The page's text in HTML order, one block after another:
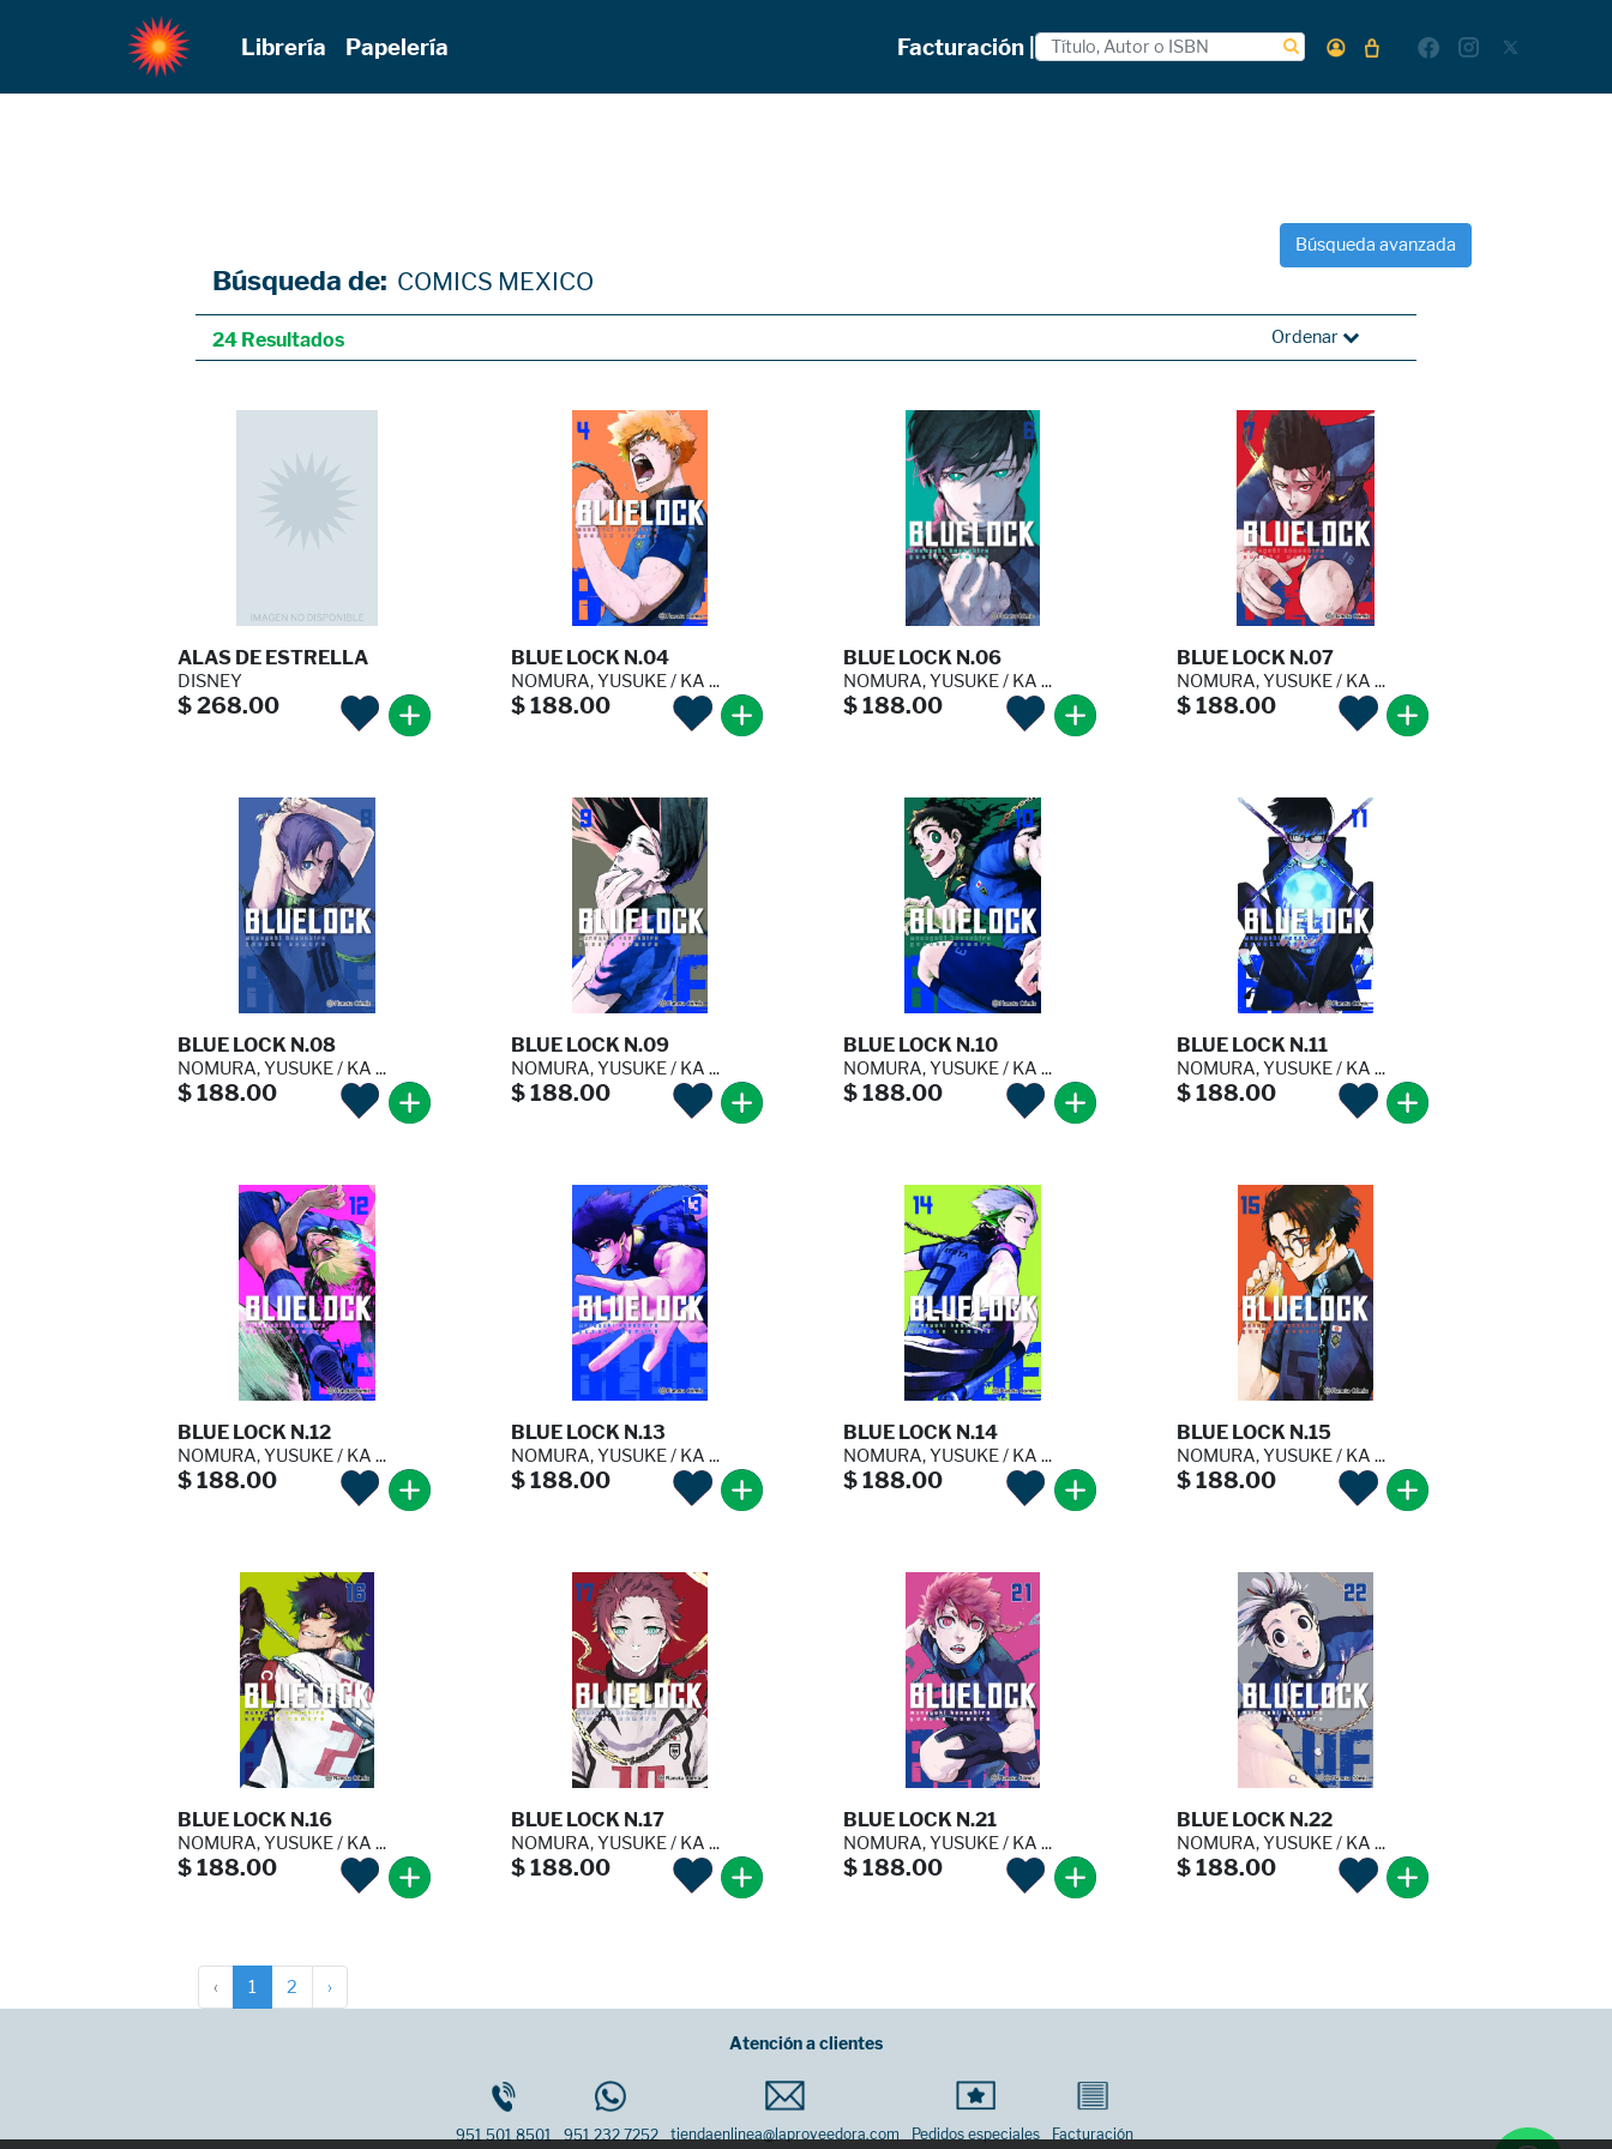
Librería Papelería Facturación |
Búsqueda de: COMICS MEXICO
24 Resultados
Búsqueda avanzada
Ordenar
ALAS DE ESTRELLA
DISNEY
$ 268.00
BLUE LOCK N.04
NOMURA, YUSUKE / KA ...
$ 188.00
BLUE LOCK N.06
NOMURA, YUSUKE / KA ...
$ 188.00
BLUE LOCK N.07
NOMURA, YUSUKE / KA ...
$ 188.00
BLUE LOCK N.08
NOMURA, YUSUKE / KA ...
$ 188.00
BLUE LOCK N.09
NOMURA, YUSUKE / KA ...
$ 188.00
BLUE LOCK N.10
NOMURA, YUSUKE / KA ...
$ 188.00
BLUE LOCK N.11
NOMURA, YUSUKE / KA ...
$ 188.00
BLUE LOCK N.12
NOMURA, YUSUKE / KA ...
$ 188.00
BLUE LOCK N.13
NOMURA, YUSUKE / KA ...
$ 188.00
BLUE LOCK N.14
NOMURA, YUSUKE / KA ...
$ 188.00
BLUE LOCK N.15
NOMURA, YUSUKE / KA ...
$ 188.00
BLUE LOCK N.16
NOMURA, YUSUKE / KA ...
$ 188.00
BLUE LOCK N.17
NOMURA, YUSUKE / KA ...
$ 188.00
BLUE LOCK N.21
NOMURA, YUSUKE / KA ...
$ 188.00
BLUE LOCK N.22
NOMURA, YUSUKE / KA ...
$ 188.00
‹ 1 2 ›
Atención a clientes
951 501 8501 951 232 7252 tiendaenlinea@laproveedora.com Pedidos especiales Facturación